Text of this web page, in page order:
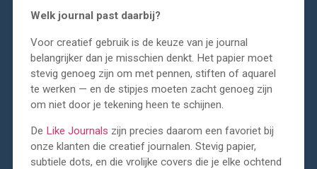
Welk journal past daarbij?
Voor creatief gebruik is de keuze van je journal
belangrijker dan je misschien denkt. Het papier moet
stevig genoeg zijn om met pennen, stiften of aquarel
te werken — en de stipjes moeten zacht genoeg zijn
om niet door je tekening heen te schijnen.
De Like Journals zijn precies daarom een favoriet bij
onze klanten die creatief journalen. Stevig papier,
subtiele dots, en die vrolijke covers die je elke ochtend